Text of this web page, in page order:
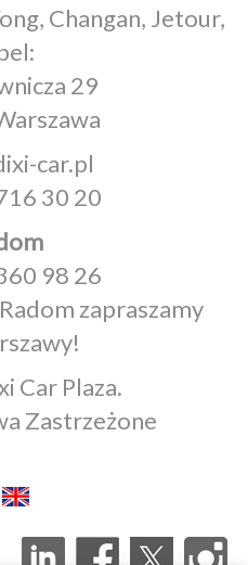
Changan, Jetour,
29
car.pl
30 20
98 26
zapraszamy
Car Plaza.
Zastrzeżone